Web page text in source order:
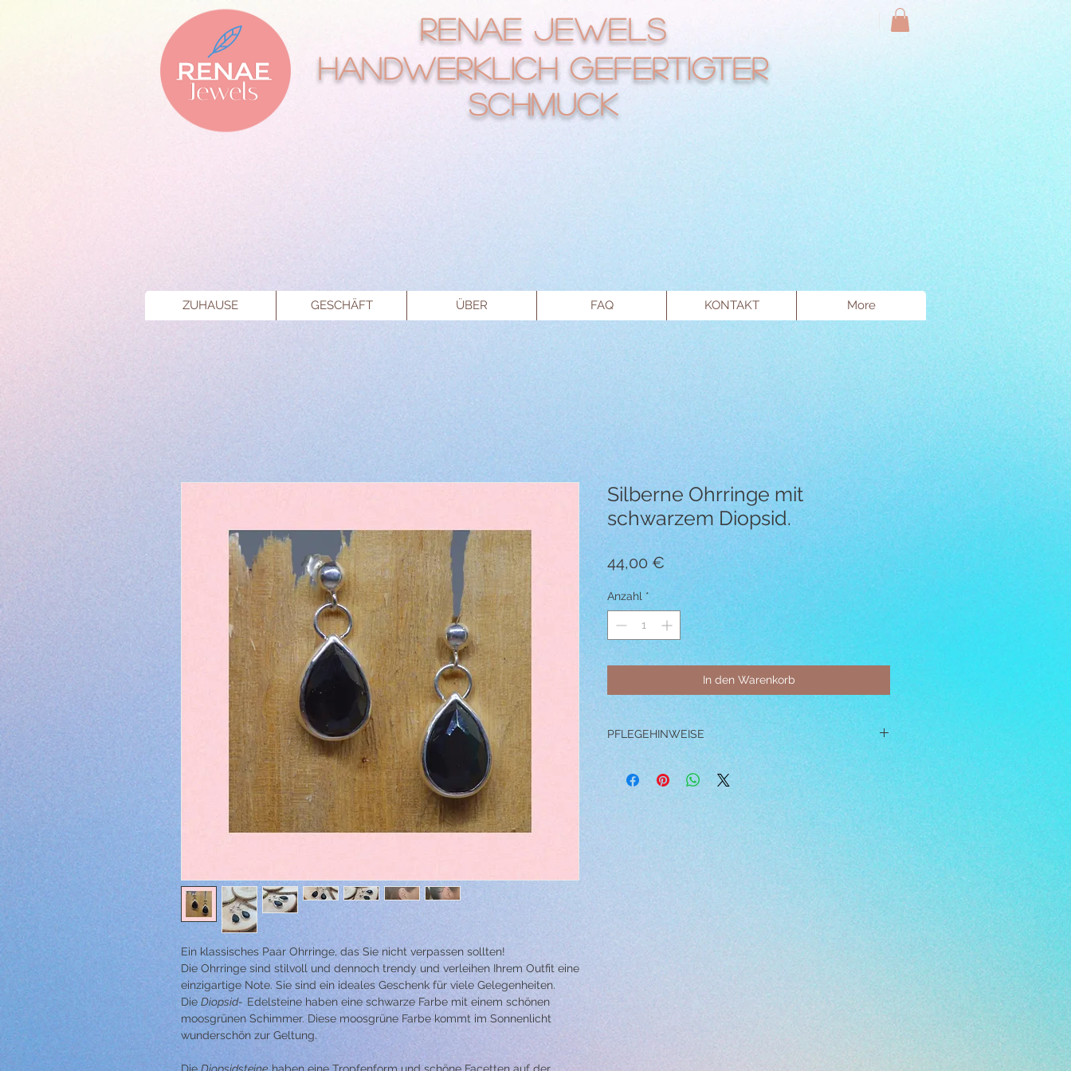
RENAE Jewels
Handwerklich gefertigter
Schmuck
ZUHAUSE GESCHÄFT ÜBER FAQ KONTAKT More
Ein klassisches Paar Ohrringe, das Sie nicht verpassen sollten!
Die Ohrringe sind stilvoll und dennoch trendy und verleihen Ihrem Outfit eine
einzigartige Note. Sie sind ein ideales Geschenk für viele Gelegenheiten.
Die Diopsid- Edelsteine haben eine schwarze Farbe mit einem schönen
moosgrünen Schimmer. Diese moosgrüne Farbe kommt im Sonnenlicht
wunderschön zur Geltung.
Silberne Ohrringe mit
schwarzem Diopsid.
44,00 € Preis
Anzahl *
In den Warenkorb
PFLEGEHINWEISE
→ Tragen Sie die Ohrringe NICHT beim Schlafen,
Duschen, Schwimmen, Trainieren oder bei anderen
anstrengenden Aktivitäten.
→ Vermeiden Sie Kontakt und / oder verwenden Sie
Chemikalien, Lösungsmittel, Parfüm und Make-up in der
Nähe des Schmucks, da diese den Schmuck beschädigen
→ Lassen Sie die Ohrringe nicht auf harte Oberflächen
fallen, da dies zu Kratzern führen kann.
→ Um Ihre Ohrringe zu reinigen, tauchen Sie sie in
Seifenwasser und wischen Sie sie mit einer weichen
Zahnbürste ab. Wenn Sie fertig sind, tauchen Sie die
Ohrringe zum Spülen in eine Schüssel mit warmem
Wasser. Dann tupfen Sie sie mit einem weichen Handtuch
trocken.